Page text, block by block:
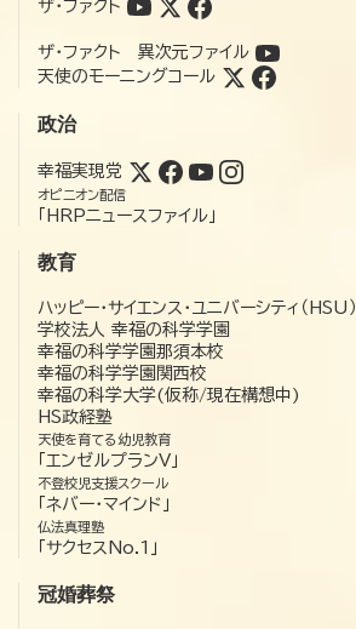
ザ・ファクト
ザ・ファクト 異次元ファイル
天使のモーニングコール
政治
幸福実現党
オピニオン配信
「HRPニュースファイル」
教育
ハッピー・サイエンス・ユニバーシティ（HSU）
学校法人 幸福の科学学園
幸福の科学学園那須本校
幸福の科学学園関西校
幸福の科学大学(仮称/現在構想中)
HS政経塾
天使を育てる幼児教育
「エンゼルプランV」
不登校児支援スクール
「ネバー・マインド」
仏法真理塾
「サクセスNo.1」
冠婚葬祭